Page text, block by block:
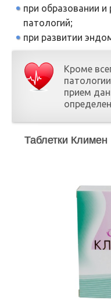
при образовании
патологий;
при развитии
Кроме
прием
Таблетки Климен